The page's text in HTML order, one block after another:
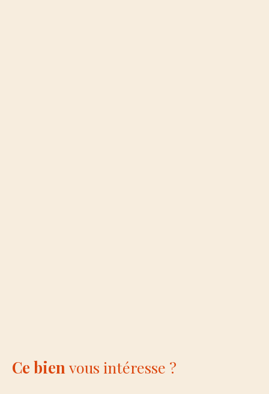
Ce bien vous intéresse ?